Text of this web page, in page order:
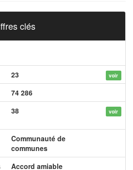
clés
23 voir
74 286
38 voir
Communauté de
communes
Accord amiable